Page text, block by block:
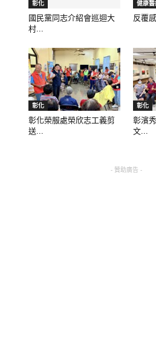
彰化
國民黨同志介紹會巡迴大
村...
健康醫
反覆
彰化
彰化榮服處榮欣志工義剪
送...
彰化
彰濱
文...
- 贊助廣告 -